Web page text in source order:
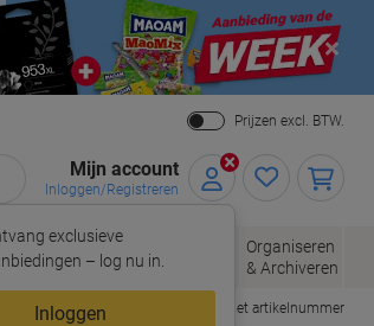
Close
Prijzen excl. BTW.
Mijn account
Inloggen/Registreren
exclusieve
– log nu in.
Inloggen
Enveloppen
Kantoorartikelen
Organiseren
& Archiveren
Snel bestellen met artikelnummer